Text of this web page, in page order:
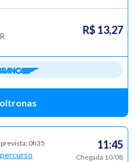
R$ 13,27
0h35 11:45
Chegada 10/08